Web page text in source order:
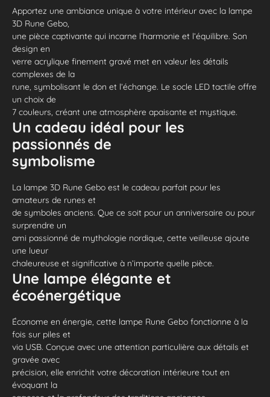
Apportez une ambiance unique à votre intérieur avec la lampe
3D Rune Gebo,
une pièce captivante qui incarne l’harmonie et l’équilibre. Son
design en
verre acrylique finement gravé met en valeur les détails
complexes de la
rune, symbolisant le don et l’échange. Le socle LED tactile offre
un choix de
7 couleurs, créant une atmosphère apaisante et mystique.
Un cadeau idéal pour les
passionnés de
symbolisme
La lampe 3D Rune Gebo est le cadeau parfait pour les
amateurs de runes et
de symboles anciens. Que ce soit pour un anniversaire ou pour
surprendre un
ami passionné de mythologie nordique, cette veilleuse ajoute
une lueur
chaleureuse et significative à n’importe quelle pièce.
Une lampe élégante et
écoénergétique
Économe en énergie, cette lampe Rune Gebo fonctionne à la
fois sur piles et
via USB. Conçue avec une attention particulière aux détails et
gravée avec
précision, elle enrichit votre décoration intérieure tout en
évoquant la